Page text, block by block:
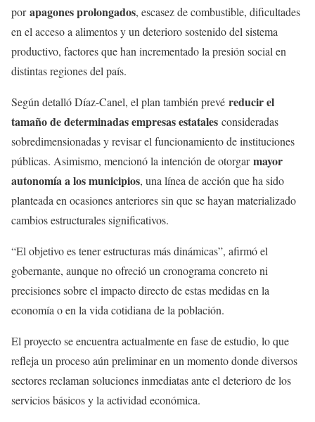
porapagones prolongados, escasez de combustible, dificultades
en el acceso a alimentos y un deterioro sostenido del sistema
productivo, factores que han incrementado la presión social en
distintas regiones del país.
Según detalló Díaz-Canel, el plan también prevé reducir el
tamaño de determinadas empresas estatales consideradas
sobredimensionadas y revisar el funcionamiento de instituciones
públicas. Asimismo, mencionó la intención de otorgarmayor
autonomía a los municipios, una línea de acción que ha sido
planteada en ocasiones anteriores sin que se hayan materializado
cambios estructurales significativos.
“El objetivo es tener estructuras más dinámicas”, afirmó el
gobernante, aunque no ofreció un cronograma concreto ni
precisiones sobre el impacto directo de estas medidas en la
economía o en la vida cotidiana de la población.
El proyecto se encuentra actualmente en fase de estudio, lo que
refleja un proceso aún preliminar en un momento donde diversos
sectores reclaman soluciones inmediatas ante el deterioro de los
servicios básicos y la actividad económica.